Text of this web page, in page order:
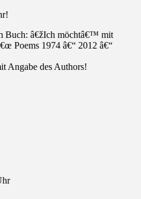
Buch: â€žIch möchtâ€™ mit
Poems 1974 â€“ 2012 â€“
Angabe des Authors!